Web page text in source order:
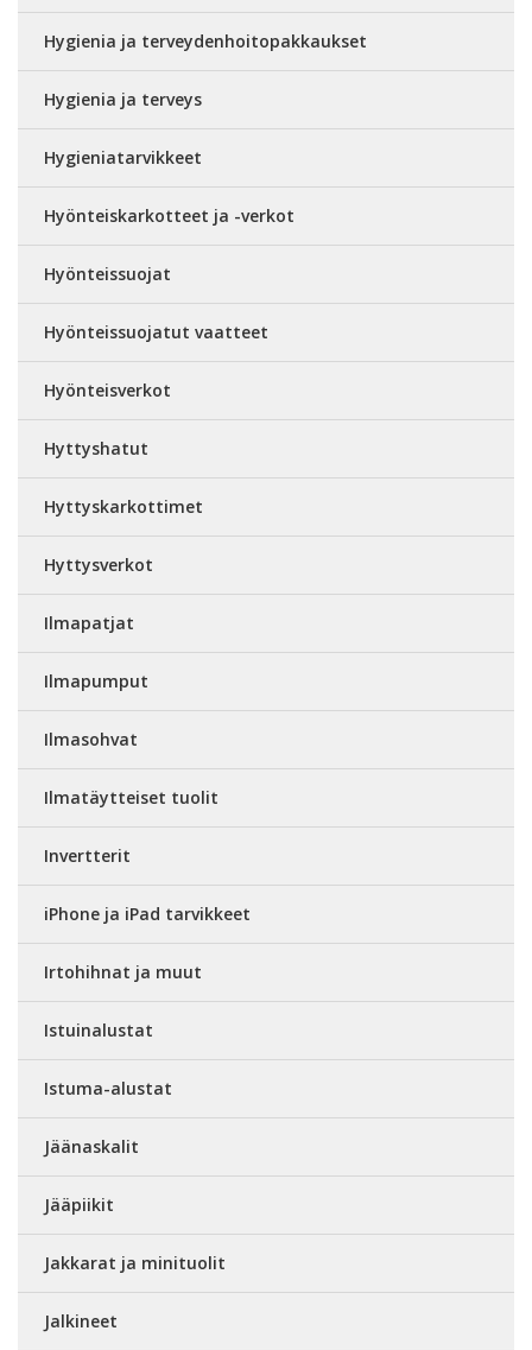
Hygienia ja terveydenhoitopakkaukset
Hygienia ja terveys
Hygieniatarvikkeet
Hyönteiskarkotteet ja -verkot
Hyönteissuojat
Hyönteissuojatut vaatteet
Hyönteisverkot
Hyttyshatut
Hyttyskarkottimet
Hyttysverkot
Ilmapatjat
Ilmapumput
Ilmasohvat
Ilmatäytteiset tuolit
Invertterit
iPhone ja iPad tarvikkeet
Irtohihnat ja muut
Istuinalustat
Istuma-alustat
Jäänaskalit
Jääpiikit
Jakkarat ja minituolit
Jalkineet